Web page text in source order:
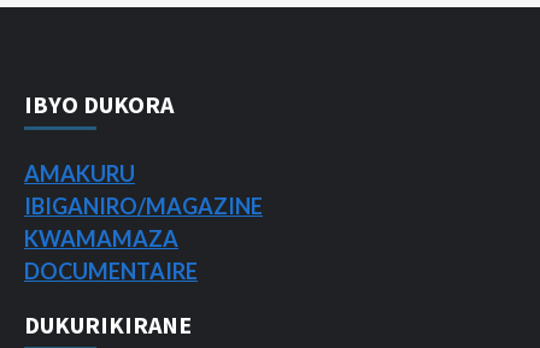
IBYO DUKORA
AMAKURU
IBIGANIRO/MAGAZINE
KWAMAMAZA
DOCUMENTAIRE
DUKURIKIRANE